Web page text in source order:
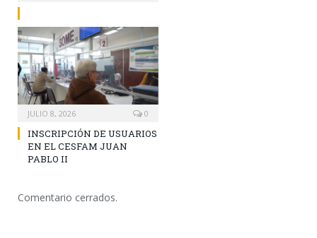
JULIO 8, 2026 0
INSCRIPCIÓN DE USUARIOS
EN EL CESFAM JUAN
PABLO II
Comentario cerrados.